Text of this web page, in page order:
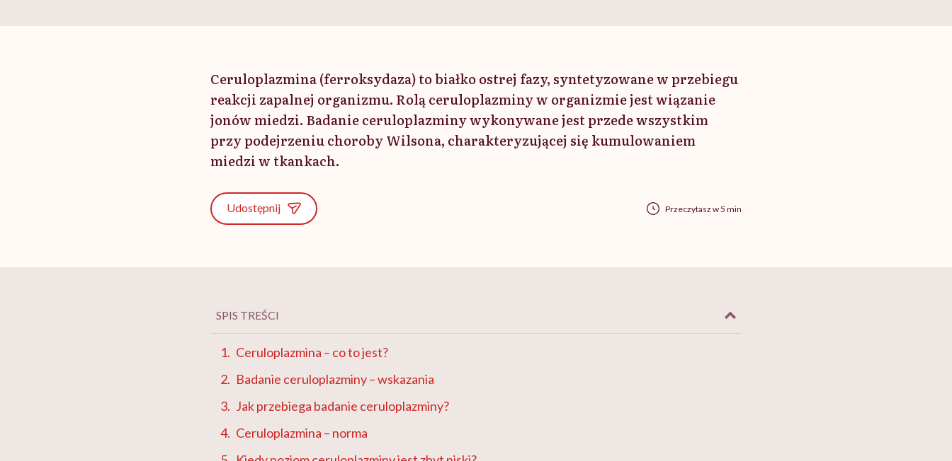
Ceruloplazmina (ferroksydaza) to białko ostrej fazy, syntetyzowane w przebiegu
reakcji zapalnej organizmu. Rolą ceruloplazminy w organizmie jest wiązanie
jonów miedzi. Badanie ceruloplazminy wykonywane jest przede wszystkim
przy podejrzeniu choroby Wilsona, charakteryzującej się kumulowaniem
miedzi w tkankach.
Udostępnij Przeczytasz w 5 min
SPIS TREŚCI
Ceruloplazmina – co to jest?
Badanie ceruloplazminy – wskazania
Jak przebiega badanie ceruloplazminy?
Ceruloplazmina – norma